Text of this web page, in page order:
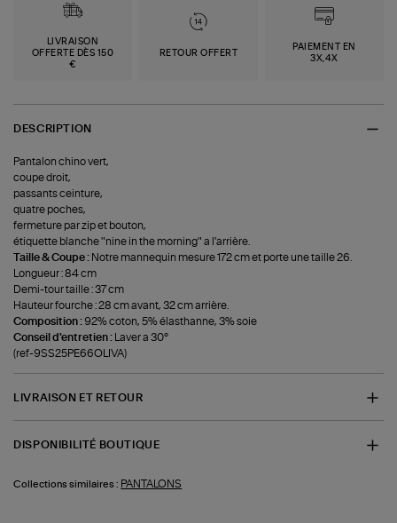
LIVRAISON
OFFERTE DÈS 150
€
RETOUR OFFERT
PAIEMENT EN
3X,4X
DESCRIPTION
Pantalon chino vert,
coupe droit,
passants ceinture,
quatre poches,
fermeture par zip et bouton,
étiquette blanche "nine in the morning" a l'arrière.
Taille & Coupe : Notre mannequin mesure 172 cm et porte une taille 26.
Longueur : 84 cm
Demi-tour taille : 37 cm
Hauteur fourche : 28 cm avant, 32 cm arrière.
Composition : 92% coton, 5% élasthanne, 3% soie
Conseil d'entretien :
Laver a 30°
(ref-9SS25PE66OLIVA)
LIVRAISON ET RETOUR
DISPONIBILITÉ BOUTIQUE
Collections similaires : PANTALONS